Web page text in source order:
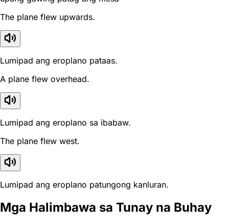
The plane flew upwards.
Lumipad ang eroplano pataas.
A plane flew overhead.
Lumipad ang eroplano sa ibabaw.
The plane flew west.
Lumipad ang eroplano patungong kanluran.
Mga Halimbawa sa Tunay na Buhay